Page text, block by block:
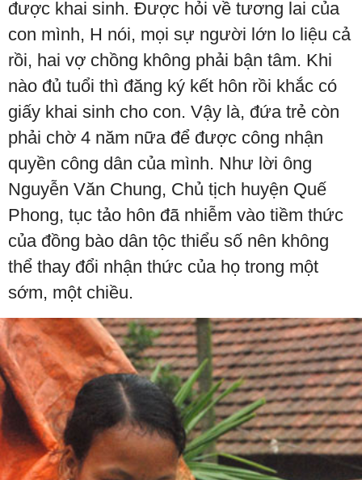
được khai sinh. Được hỏi về tương lai của
con mình, H nói, mọi sự người lớn lo liệu cả
rồi, hai vợ chồng không phải bận tâm. Khi
nào đủ tuổi thì đăng ký kết hôn rồi khắc có
giấy khai sinh cho con. Vậy là, đứa trẻ còn
phải chờ 4 năm nữa để được công nhận
quyền công dân của mình. Như lời ông
Nguyễn Văn Chung, Chủ tịch huyện Quế
Phong, tục tảo hôn đã nhiễm vào tiềm thức
của đồng bào dân tộc thiểu số nên không
thể thay đổi nhận thức của họ trong một
sớm, một chiều.